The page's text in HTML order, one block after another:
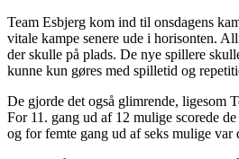
Team Esbjerg kom ind til onsdagens
vitale kampe senere ude i horisonten.
der skulle på plads. De nye spillere
kunne kun gøres med spilletid og
De gjorde det også glimrende, ligesom
For 11. gang ud af 12 mulige scorede
og for femte gang ud af seks mulige var